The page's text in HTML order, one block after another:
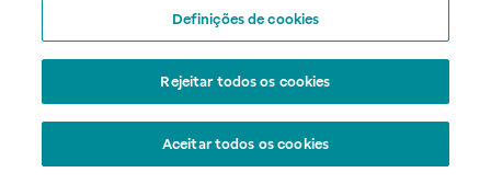
Definições de cookies
Rejeitar todos os cookies
Aceitar todos os cookies